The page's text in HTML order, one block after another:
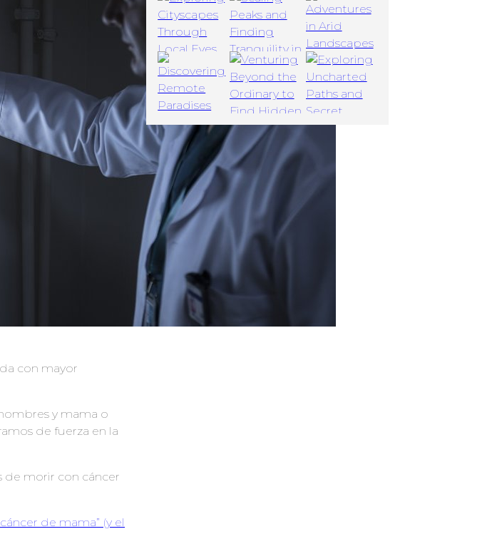
con mayor
y mama o
de fuerza en la
de morir con cáncer
de mama” (y el